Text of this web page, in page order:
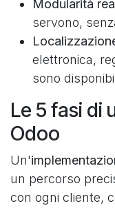
Modularità
servono,
elettronica,
sono
Le 5 fasi di
Odoo
Un'
un percorso
con ogni cliente,